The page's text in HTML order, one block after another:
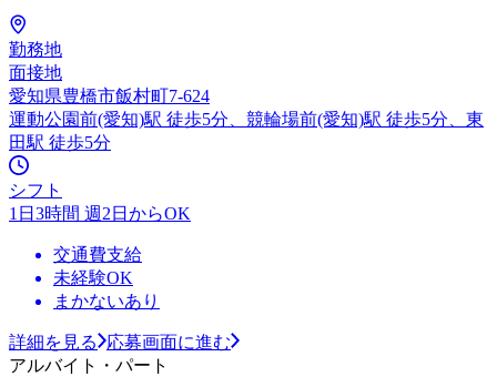
勤務地
面接地
愛知県豊橋市飯村町7-624
運動公園前(愛知)駅 徒歩5分、競輪場前(愛知)駅 徒歩5分、東
田駅 徒歩5分
シフト
1日3時間 週2日からOK
交通費支給
未経験OK
まかないあり
詳細を見る
応募画面に進む
アルバイト・パート